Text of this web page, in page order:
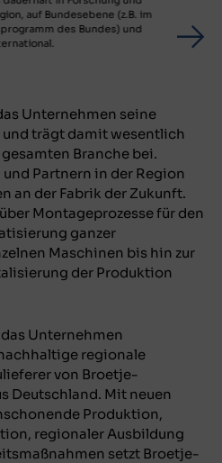
auf Bundesebene (z.B. im
des Bundes) und
Unternehmen seine
trägt damit wesentlich
Branche bei.
Partnern in der Region
an der Fabrik der Zukunft.
Montageprozesse für den
ganzer
Maschinen bis hin zur
der Produktion
Unternehmen
regionale
von Broetje-
Deutschland. Mit neuen
Produktion,
regionaler Ausbildung
setzt Broetje-